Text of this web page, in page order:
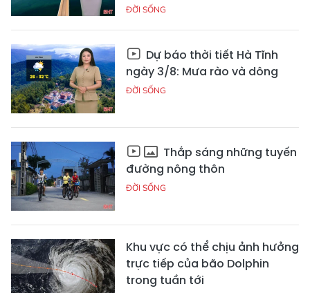
ĐỜI SỐNG
Dự báo thời tiết Hà Tĩnh
ngày 3/8: Mưa rào và dông
ĐỜI SỐNG
Thắp sáng những tuyến
đường nông thôn
ĐỜI SỐNG
Khu vực có thể chịu ảnh hưởng
trực tiếp của bão Dolphin
trong tuần tới